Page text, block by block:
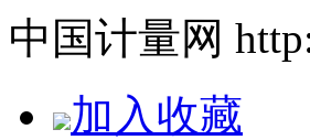
中国计量网
加入收藏